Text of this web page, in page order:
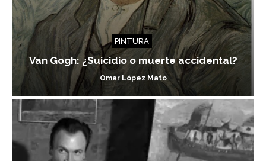
PINTURA
Van Gogh: ¿Suicidio o muerte accidental?
Omar López Mato